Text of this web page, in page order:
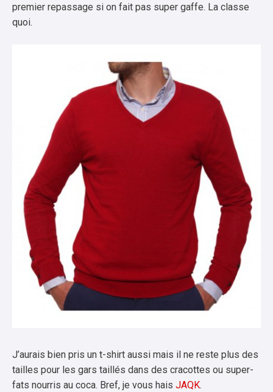
premier repassage si on fait pas super gaffe. La classe
quoi.
J’aurais bien pris un t-shirt aussi mais il ne reste plus des
tailles pour les gars taillés dans des cracottes ou super-
fats nourris au coca. Bref, je vous hais JAQK.